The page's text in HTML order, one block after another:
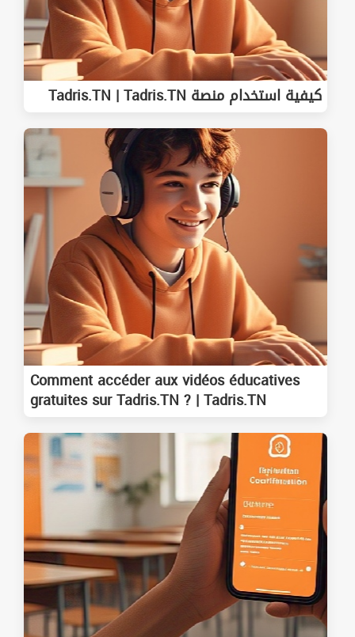
كيفية استخدام منصة Tadris.TN | Tadris.TN
Comment accéder aux vidéos éducatives
gratuites sur Tadris.TN ? | Tadris.TN